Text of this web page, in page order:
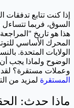
المحرك الأساسي
الولايات المتحدة.
الوضوح ولماذا يجب
وعملات مستقرة؟ لقد
المستقرة لمزيد من
ماذا حدث: